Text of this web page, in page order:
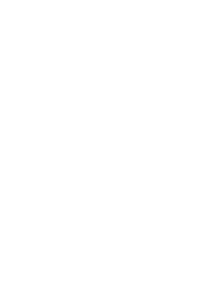
Casi 40 bares de
lucharán por ser